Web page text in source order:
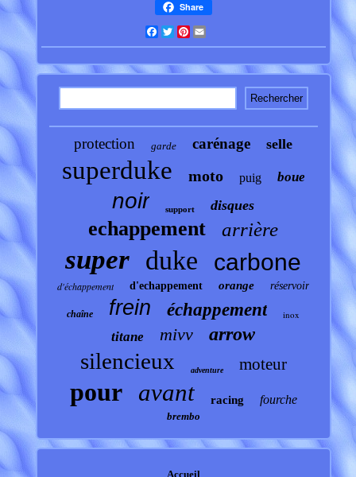
Share
Facebook
TwitterPinterest
protection garde carénage selle
superduke moto puig boue
noir support disques
echappement arrière
super duke carbone
d'échappement d'echappement orange réservoir
chaîne frein échappement inox
titane mivv arrow
silencieux adventure moteur
pour avant racing fourche
brembo
Accueil